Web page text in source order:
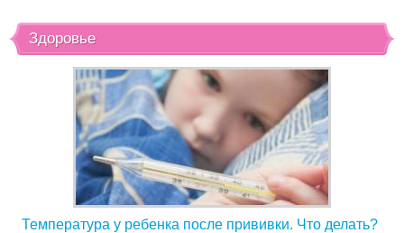
Здоровье
Температура у ребенка после прививки. Что делать?